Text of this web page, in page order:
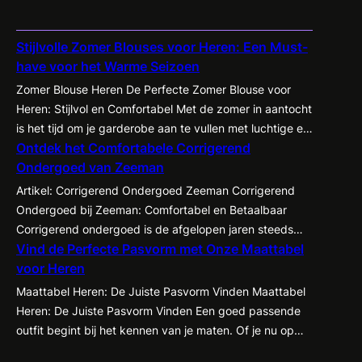
Stijlvolle Zomer Blouses voor Heren: Een Must-
have voor het Warme Seizoen
Zomer Blouse Heren De Perfecte Zomer Blouse voor
Heren: Stijlvol en Comfortabel Met de zomer in aantocht
is het tijd om je garderobe aan te vullen met luchtige en
stijlvolle kledingstukken, waaronder de zomer blouse
voor heren. Of je nu een dagje naar het strand gaat,
een zomerse barbecue bijwoont of gewoon op zoek
bent…
Ontdek het Comfortabele Corrigerend
Ondergoed van Zeeman
Artikel: Corrigerend Ondergoed Zeeman Corrigerend
Ondergoed bij Zeeman: Comfortabel en Betaalbaar
Corrigerend ondergoed is de afgelopen jaren steeds
populairder geworden onder zowel mannen als
vrouwen. Het biedt de mogelijkheid om je figuur op een
subtiele manier te accentueren en te corrigeren,
waardoor kleding beter tot zijn recht komt en je
zelfvertrouwen een boost krijgt. Een…
Vind de Perfecte Pasvorm met Onze Maattabel
voor Heren
Maattabel Heren: De Juiste Pasvorm Vinden Maattabel
Heren: De Juiste Pasvorm Vinden Een goed passende
outfit begint bij het kennen van je maten. Of je nu op